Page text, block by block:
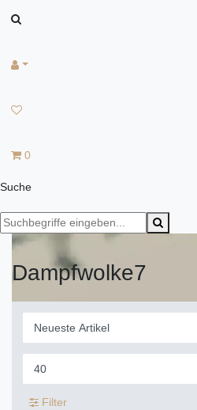
0
Suche
Dampfwolke7
Filter